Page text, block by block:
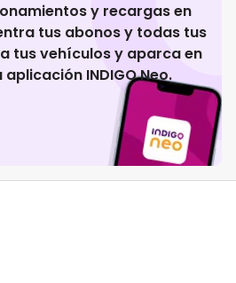
y recargas en
tus abonos y todas tus
tus vehículos y aparca en
INDIGO Neo.